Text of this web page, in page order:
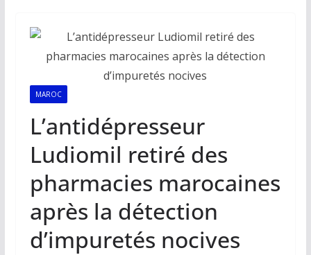
MAROC
L’antidépresseur
Ludiomil retiré des
pharmacies marocaines
après la détection
d’impuretés nocives